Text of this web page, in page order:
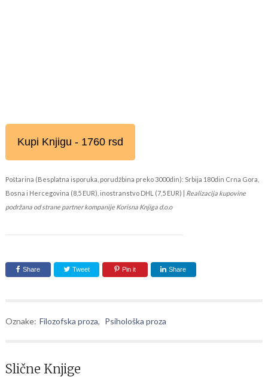
Kupi Knjigu - 1760 rsd
Poštarina (Besplatna isporuka, porudžbina preko 3000din): Srbija 180din Crna Gora,
Bosna i Hercegovina (8,5 EUR), inostranstvo DHL (7,5 EUR) | Realizacija kupovine
podržana od strane partner kompanije Korisna Knjiga d.o.o
Share Tweet Pin it Share
Oznake: Filozofska proza, Psihološka proza
Slične Knjige